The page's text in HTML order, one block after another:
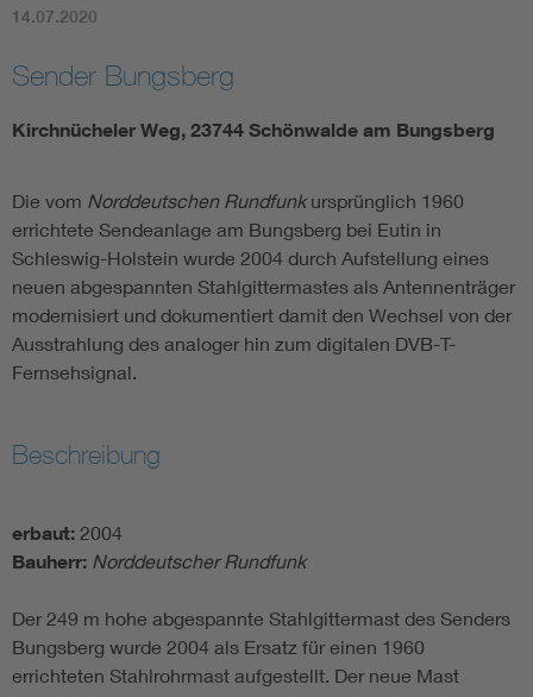
14.07.2020
Sender Bungsberg
Kirchnücheler Weg, 23744 Schönwalde am Bungsberg
Die vom Norddeutschen Rundfunkursprünglich 1960
errichtete Sendeanlage am Bungsberg bei Eutin in
Schleswig-Holstein wurde 2004 durch Aufstellung eines
neuen abgespannten Stahlgittermastes als Antennenträger
modernisiert und dokumentiert damit den Wechsel von der
Ausstrahlung des analoger hin zum digitalen DVB-T-
Fernsehsignal.
Beschreibung
erbaut: 2004
Bauherr: Norddeutscher Rundfunk
Der 249 m hohe abgespannte Stahlgittermast des Senders
Bungsberg wurde 2004 als Ersatz für einen 1960
errichteten Stahlrohrmast aufgestellt. Der neue Mast